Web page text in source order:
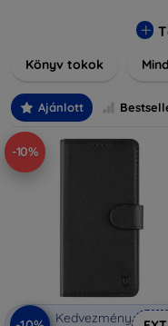
nálunk mindenki
különlegesebbé
Könyv tokok
Ajánlott
-10%
Kedvezmény